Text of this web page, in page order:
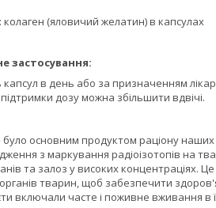
колаген (яловичий желатин) в капсулах
застосування:
в день або за призначенням
дозу можна збільшити вдвічі.
було основним продуктом раціону
з маркування радіоізотопів на
та залоз у високих концентраціях.
тварин, щоб забезпечити
включали часте і поживне вживання в